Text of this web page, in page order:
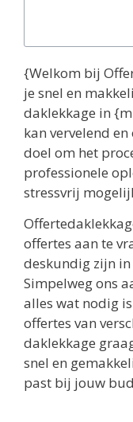
{Welkom bij
je snel en
daklekkage in
kan vervelend
doel om het
professionele
stressvrij
offertes aan te
deskundig zijn in
Simpelweg ons
alles wat nodig
offertes van
daklekkage
snel en
past bij jouw